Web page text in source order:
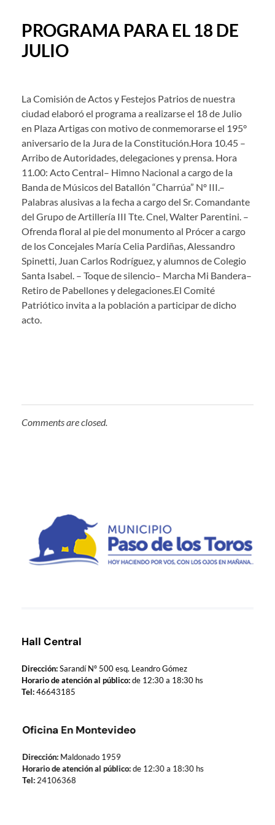
PROGRAMA PARA EL 18 DE
JULIO
La Comisión de Actos y Festejos Patrios de nuestra
ciudad elaboró el programa a realizarse el 18 de Julio
en Plaza Artigas con motivo de conmemorarse el 195°
aniversario de la Jura de la Constitución.Hora 10.45 –
Arribo de Autoridades, delegaciones y prensa. Hora
11.00: Acto Central– Himno Nacional a cargo de la
Banda de Músicos del Batallón “Charrúa” Nº III.–
Palabras alusivas a la fecha a cargo del Sr. Comandante
del Grupo de Artillería III Tte. Cnel, Walter Parentini. –
Ofrenda floral al pie del monumento al Prócer a cargo
de los Concejales María Celia Pardiñas, Alessandro
Spinetti, Juan Carlos Rodríguez, y alumnos de Colegio
Santa Isabel. – Toque de silencio– Marcha Mi Bandera–
Retiro de Pabellones y delegaciones.El Comité
Patriótico invita a la población a participar de dicho
acto.
Comments are closed.
Hall Central
Dirección:Sarandí Nº 500 esq. Leandro Gómez
Horario de atención al público:de 12:30 a 18:30 hs
Tel:46643185
Oficina En Montevideo
Dirección:Maldonado 1959
Horario de atención al público:de 12:30 a 18:30 hs
Tel:24106368